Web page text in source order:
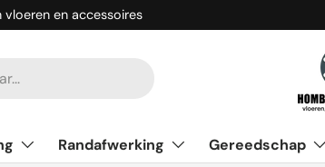
vloeren en accessoires
Randafwerking Gereedschap